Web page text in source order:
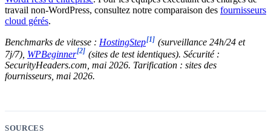
travail non-WordPress, consultez notre comparaison des fournisseurs
cloud gérés.
Benchmarks de vitesse : HostingStep[1] (surveillance 24h/24 et
7j/7), WPBeginner[2] (sites de test identiques). Sécurité :
SecurityHeaders.com, mai 2026. Tarification : sites des
fournisseurs, mai 2026.
SOURCES